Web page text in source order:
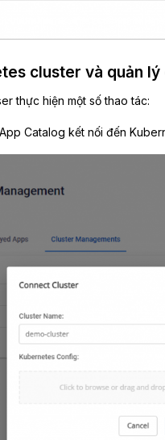
cluster và quản
thực hiện một số thao tác:
Catalog kết nối đến